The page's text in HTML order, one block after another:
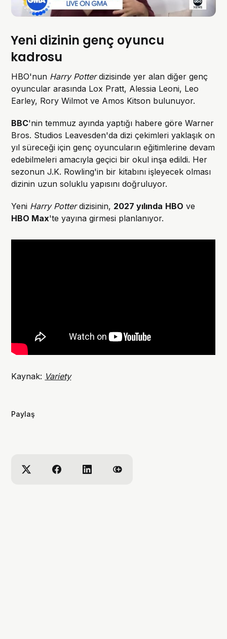
Yeni dizinin genç oyuncu
kadrosu
HBO'nun Harry Potterdizisinde yer alan diğer genç
oyuncular arasında Lox Pratt, Alessia Leoni, Leo
Earley, Rory Wilmot ve Amos Kitson bulunuyor.
BBC'nin temmuz ayında yaptığı habere göre Warner
Bros. Studios Leavesden'da dizi çekimleri yaklaşık on
yıl süreceği için genç oyuncuların eğitimlerine devam
edebilmeleri amacıyla geçici bir okul inşa edildi. Her
sezonun J.K. Rowling'in bir kitabını işleyecek olması
dizinin uzun soluklu yapısını doğruluyor.
Yeni Harry Potterdizisinin, 2027 yılında HBO ve
HBO Max'te yayına girmesi planlanıyor.
Kaynak: Variety
Paylaş